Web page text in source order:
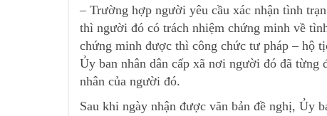
– Trường hợp người yêu cầu xác nhận tình
thì người đó có trách nhiệm chứng minh về
chứng minh được thì công chức tư pháp – hộ
Ủy ban nhân dân cấp xã nơi người đó đã
nhân của người đó.
Sau khi ngày nhận được văn bản đề nghị, Ủy